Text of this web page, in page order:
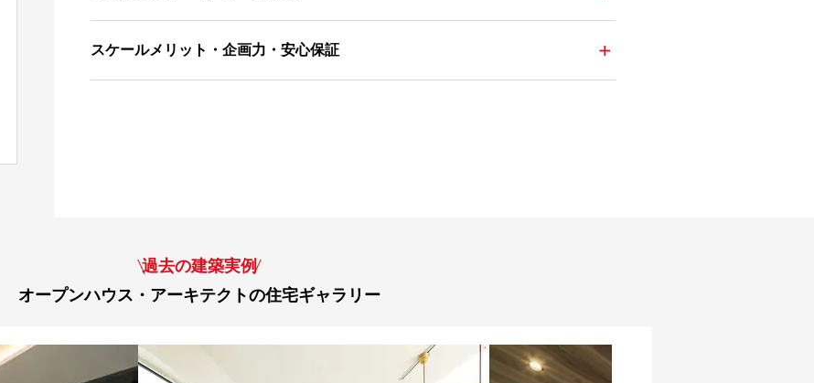
スケールメリット・企画力・安心保証 +
過去の建築実例
オープンハウス・アーキテクトの住宅ギャラリー